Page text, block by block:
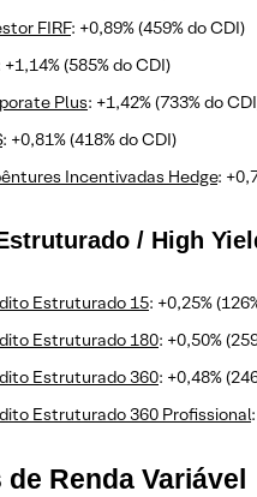
FIRF: +0,89% (459% do CDI)
+1,14% (585% do CDI)
Plus: +1,42% (733% do
: +0,81% (418% do CDI)
Incentivadas Hedge:
/ High
Estruturado 15: +0,25%
Estruturado 180: +0,50%
Estruturado 360: +0,48%
Estruturado 360 Profissional
de Renda Variável